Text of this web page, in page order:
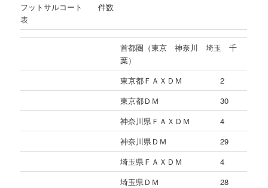
フットサルコート 件数
表
首都圏（東京 神奈川 埼玉 千
葉）
東京都ＦＡＸＤＭ
2
東京都ＤＭ
30
神奈川県ＦＡＸＤＭ
4
神奈川県ＤＭ
29
埼玉県ＦＡＸＤＭ
4
埼玉県ＤＭ
28